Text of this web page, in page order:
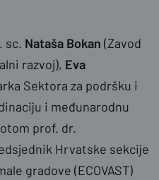
sc. Nataša Bokan (Zavod
razvoj), Eva
Sektora za podršku i
i međunarodnu
prof. dr.
Hrvatske sekcije
gradove (ECOVAST)